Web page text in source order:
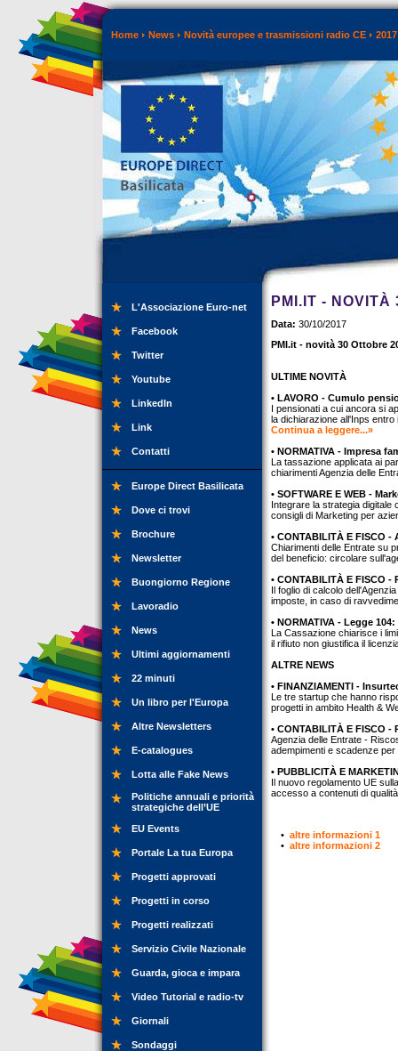
Home News Novità europee e trasmissioni radio CE 2017
L'Associazione Euro-net
Facebook
Twitter
Youtube
LinkedIn
Link
Contatti
Europe Direct Basilicata
Dove ci trovi
Brochure
Newsletter
Buongiorno Regione
Lavoradio
News
Ultimi aggiornamenti
22 minuti
Un libro per l'Europa
Altre Newsletters
E-catalogues
Lotta alle Fake News
Politiche annuali e priorità
strategiche dell’UE
EU Events
Portale La tua Europa
Progetti approvati
Progetti in corso
Progetti realizzati
Servizio Civile Nazionale
Guarda, gioca e impara
Video Tutorial e radio-tv
Giornali
Sondaggi
PMI.IT - NOVITÀ
Data: 30/10/2017
PMI.it - novità 30 Ottobre
ULTIME NOVITÀ
• LAVORO - Cumulo
I pensionati a cui ancora si
la dichiarazione all'Inps
Continua a leggere...»
• NORMATIVA - Impresa
La tassazione applicata ai
chiarimenti Agenzia delle
• SOFTWARE E WEB -
Integrare la strategia digitale
consigli di Marketing per
• CONTABILITÀ E FISCO
Chiarimenti delle Entrate su
del beneficio: circolare
• CONTABILITÀ E FISCO
Il foglio di calcolo
imposte, in caso di
• NORMATIVA - Legge
La Cassazione chiarisce i
il rifiuto non giustifica il
ALTRE NEWS
• FINANZIAMENTI -
Le tre startup che hanno
progetti in ambito Health &
• CONTABILITÀ E FISCO
Agenzia delle Entrate -
adempimenti e scadenze
• PUBBLICITÀ E
Il nuovo regolamento UE
accesso a contenuti di
• altre informazioni 1
• altre informazioni 2